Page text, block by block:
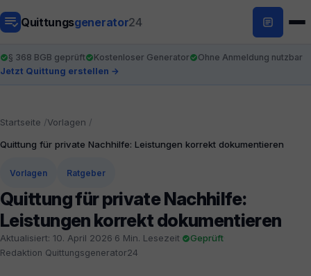
Quittungsgenerator24
§ 368 BGB geprüft Kostenloser Generator
Ohne Anmeldung nutzbar
Jetzt Quittung erstellen →
Startseite
Vorlagen
Quittung für private Nachhilfe: Leistungen korrekt dokumentieren
Vorlagen Ratgeber
Quittung für private Nachhilfe:
Leistungen korrekt dokumentieren
Aktualisiert: 10. April 2026 6 Min. Lesezeit Geprüft
Redaktion Quittungsgenerator24